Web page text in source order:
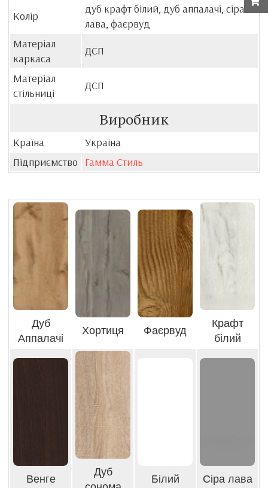
Колір
дуб крафт білий, дуб аппалачі, сіра
лава, фаєрвуд
Матеріал
каркаса
ДСП
Матеріал
стільниці
ДСП
Виробник
Країна
Україна
Підприємство
Гамма Стиль
Дуб
Аппалачі
Хортиця Фаєрвуд
Крафт
білий
Венге
Дуб
Білий Сіра лава